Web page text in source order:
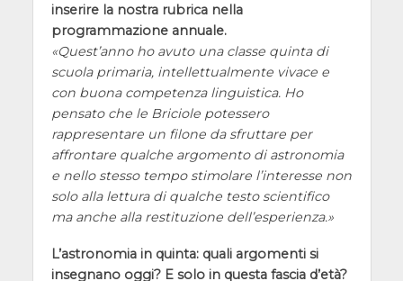
inserire la nostra rubrica nella
programmazione annuale.
Quest’anno ho avuto una classe quinta di
scuola primaria, intellettualmente vivace e
con buona competenza linguistica. Ho
pensato che le Briciole potessero
rappresentare un filone da sfruttare per
affrontare qualche argomento di astronomia
e nello stesso tempo stimolare l’interesse non
solo alla lettura di qualche testo scientifico
ma anche alla restituzione dell’esperienza.
L’astronomia in quinta: quali argomenti si
insegnano oggi? E solo in questa fascia d’età?